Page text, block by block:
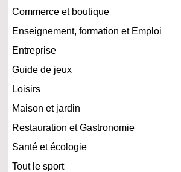
Commerce et boutique
Enseignement, formation et Emploi
Entreprise
Guide de jeux
Loisirs
Maison et jardin
Restauration et Gastronomie
Santé et écologie
Tout le sport